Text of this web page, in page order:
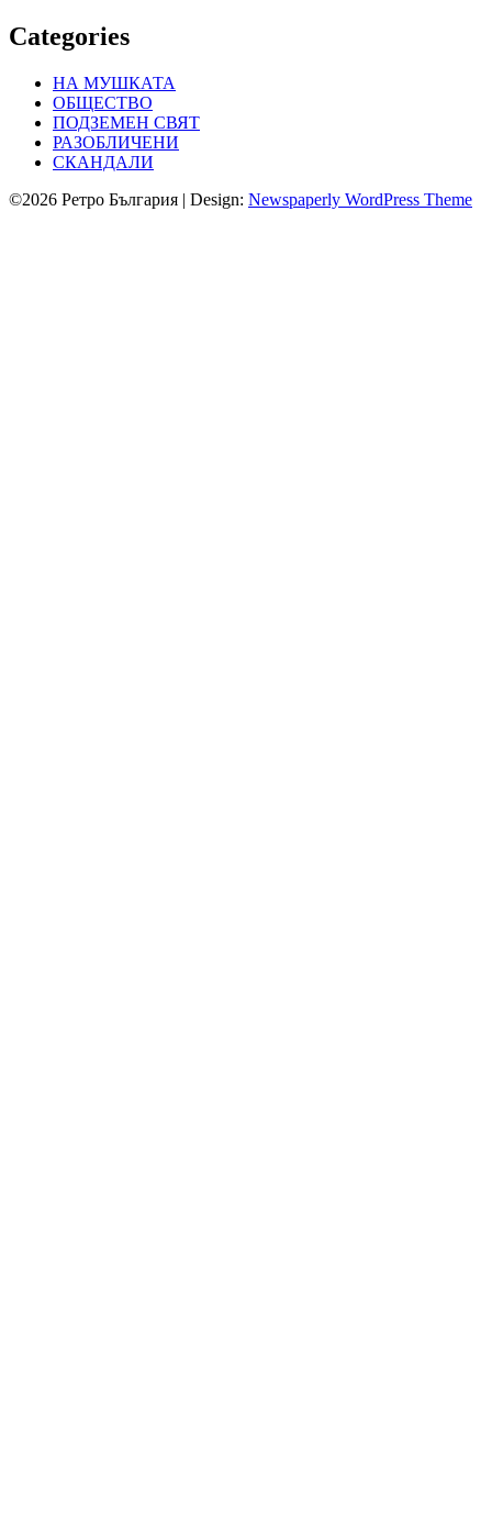
Categories
НА МУШКАТА
ОБЩЕСТВО
ПОДЗЕМЕН СВЯТ
РАЗОБЛИЧЕНИ
СКАНДАЛИ
©2026 Ретро България | Design: Newspaperly WordPress Theme